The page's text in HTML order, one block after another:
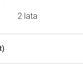
2 lata